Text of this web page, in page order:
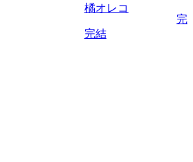
橘オレコ
完結
完